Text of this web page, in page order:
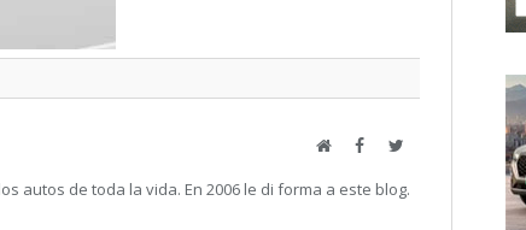
Web FacebookTwitter
autos de toda la vida. En 2006 le di forma a este blog.